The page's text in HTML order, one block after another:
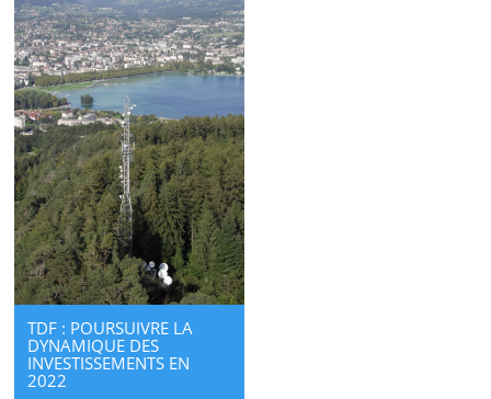
TDF : POURSUIVRE LA
DYNAMIQUE DES
INVESTISSEMENTS EN
2022